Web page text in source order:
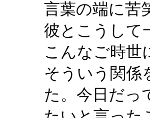
言葉の端に苦
彼とこうして
こんなご時世
そういう関係
た。今日だっ